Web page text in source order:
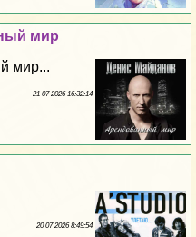
мир
мир...
21 07 2026 16:32:14
20 07 2026 8:49:54